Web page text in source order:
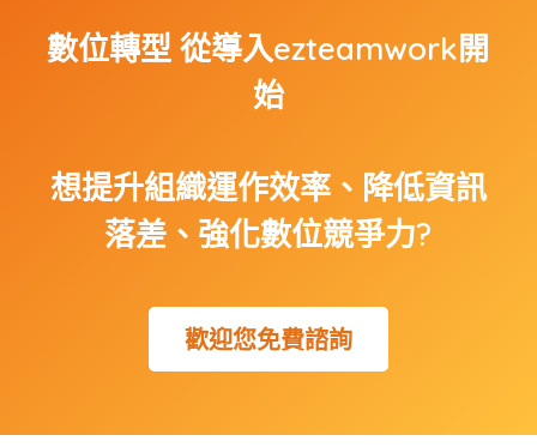
數位轉型 從導入ezteamwork開
始
想提升組織運作效率、降低資訊
落差、強化數位競爭力?
歡迎您免費諮詢